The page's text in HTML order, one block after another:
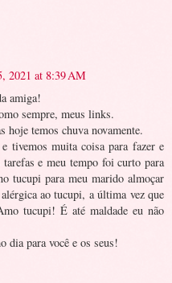
2021 at 8:39 AM
amiga!
sempre, meus links.
temos chuva novamente.
tivemos muita coisa para fazer e
e meu tempo foi curto para
tucupi para meu marido almoçar
ao tucupi, a última vez que
tucupi! É até maldade eu não
dia para você e os seus!